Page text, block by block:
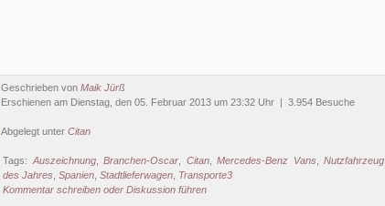
Geschrieben von Maik Jürß
Erschienen am Dienstag, den 05. Februar 2013 um 23:32 Uhr | 3.954 Besuche
Abgelegt unter Citan
Tags: Auszeichnung,Branchen-Oscar Citan,Mercedes-Benz Vans ,Nutzfahrzeug
des Jahres Spanien Stadtlieferwagen Transporte3
Kommentar schreiben oder Diskussion führen